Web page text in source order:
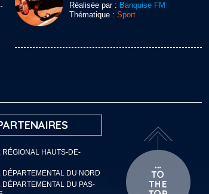
Réalisée par : Banquise FM
Thématique : Sport
RÉGIONAL HAUTS-DE-
DÉPARTEMENTAL DU NORD
DÉPARTEMENTAL DU PAS-